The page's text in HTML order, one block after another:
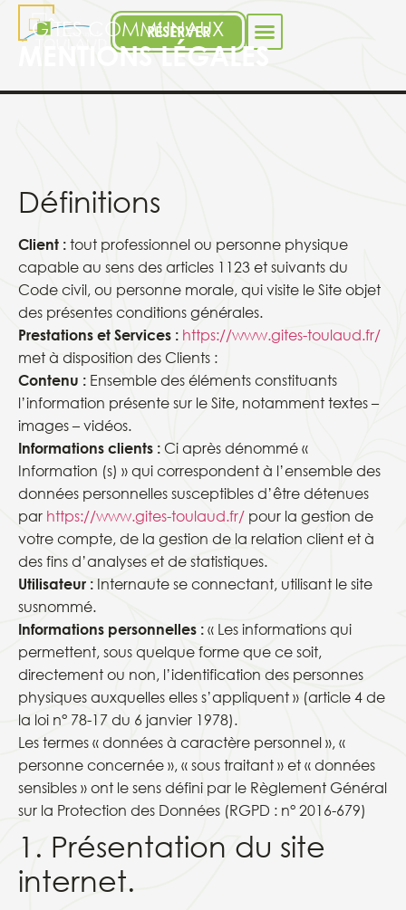
RÉSERVER
GÎTES COMMUNAUX
MENTIONS LÉGALES
Définitions
Client : tout professionnel ou personne physique
capable au sens des articles 1123 et suivants du
Code civil, ou personne morale, qui visite le Site objet
des présentes conditions générales.
Prestations et Services : https://www.gites-toulaud.fr/
met à disposition des Clients :
Contenu : Ensemble des éléments constituants
l’information présente sur le Site, notamment textes –
images – vidéos.
Informations clients : Ci après dénommé «
Information (s) » qui correspondent à l’ensemble des
données personnelles susceptibles d’être détenues
par https://www.gites-toulaud.fr/ pour la gestion de
votre compte, de la gestion de la relation client et à
des fins d’analyses et de statistiques.
Utilisateur : Internaute se connectant, utilisant le site
susnommé.
Informations personnelles : « Les informations qui
permettent, sous quelque forme que ce soit,
directement ou non, l’identification des personnes
physiques auxquelles elles s’appliquent » (article 4 de
la loi n° 78-17 du 6 janvier 1978).
Les termes « données à caractère personnel », «
personne concernée », « sous traitant » et « données
sensibles » ont le sens défini par le Règlement Général
sur la Protection des Données (RGPD : n° 2016-679)
1. Présentation du site
internet.